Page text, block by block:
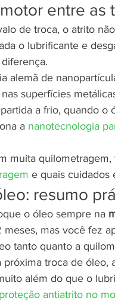
entre as
de troca, o atrito
o lubrificante e
alemã de
superfícies
a frio, quando o
a nanotecnologia
muita
e quais cuidados
resumo
o óleo sempre na
meses, mas você fez
tanto quanto a
próxima troca de
além do que o
antiatrito no